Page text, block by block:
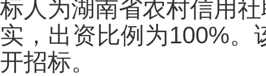
标人为湖南省农村信用
实，出资比例为100%
开招标。